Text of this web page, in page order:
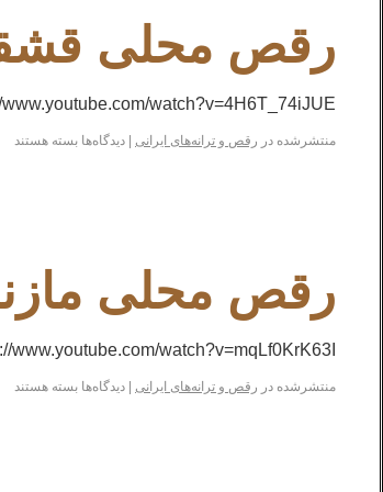
رقص محلی
www.youtube.com/watch?v=4H6T_74iJUE
منتشرشده در رقص و ترانه‌های ایرانی دیدگاه‌ها بسته هستند
رقص محلی
www.youtube.com/watch?v=mqLf0KrK63I
منتشرشده در رقص و ترانه‌های ایرانی دیدگاه‌ها بسته هستند